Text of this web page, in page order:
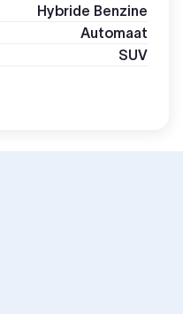
Hybride Benzine
Automaat
SUV